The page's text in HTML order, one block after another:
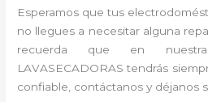
Esperamos que tus
no llegues a necesitar alguna
recuerda que en nuestra
LAVASECADORAS tendrás
confiable, contáctanos y déjanos